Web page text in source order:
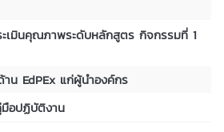
ะเมินคุณภาพระดับหลักสูตร กิจกรรมที่ 1
าน EdPEx แก่ผู้นำองค์กร
อปฏิบัติงาน